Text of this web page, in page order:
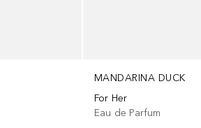
MANDARINA DUCK
For Her
Eau de Parfum